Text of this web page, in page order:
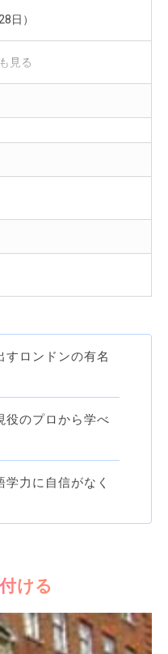
日）
（28日）
すロンドンの有名
役のプロから学べ
力に自信がなく
ける